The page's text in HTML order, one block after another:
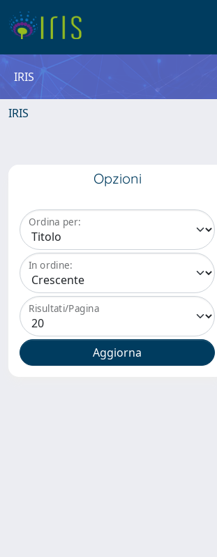
IRIS
IRIS
Opzioni
Ordina per:
In ordine:
Risultati/Pagina